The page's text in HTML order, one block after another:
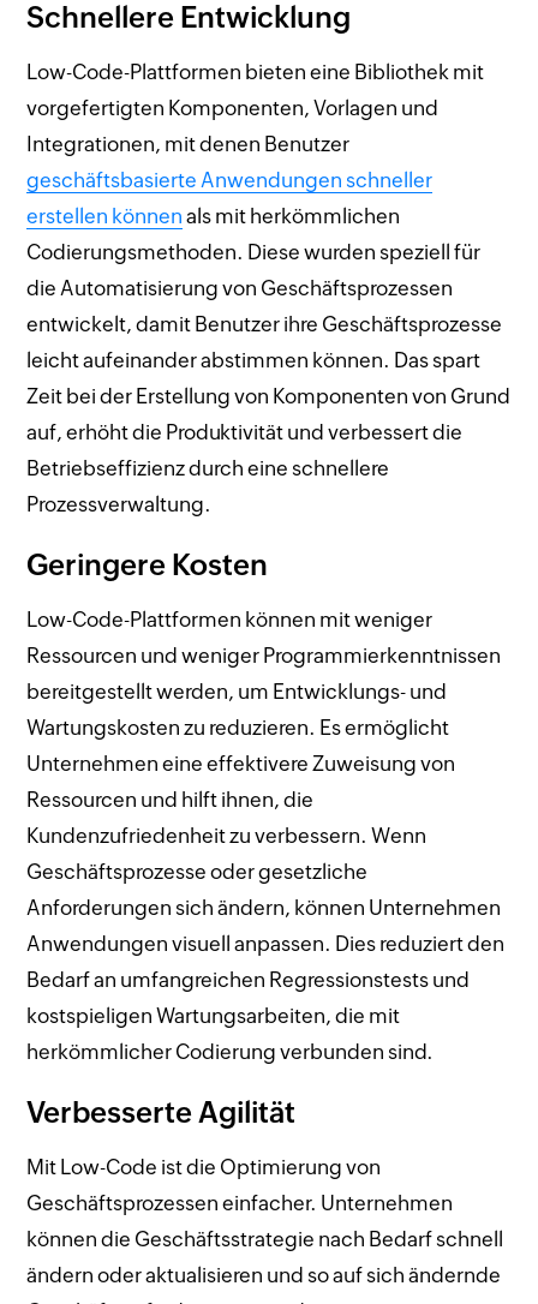
Schnellere Entwicklung
Low-Code-Plattformen bieten eine Bibliothek mit
vorgefertigten Komponenten, Vorlagen und
Integrationen, mit denen Benutzer
geschäftsbasierte Anwendungen schneller
erstellen können als mit herkömmlichen
Codierungsmethoden. Diese wurden speziell für
die Automatisierung von Geschäftsprozessen
entwickelt, damit Benutzer ihre Geschäftsprozesse
leicht aufeinander abstimmen können. Das spart
Zeit bei der Erstellung von Komponenten von Grund
auf, erhöht die Produktivität und verbessert die
Betriebseffizienz durch eine schnellere
Prozessverwaltung.
Geringere Kosten
Low-Code-Plattformen können mit weniger
Ressourcen und weniger Programmierkenntnissen
bereitgestellt werden, um Entwicklungs- und
Wartungskosten zu reduzieren. Es ermöglicht
Unternehmen eine effektivere Zuweisung von
Ressourcen und hilft ihnen, die
Kundenzufriedenheit zu verbessern. Wenn
Geschäftsprozesse oder gesetzliche
Anforderungen sich ändern, können Unternehmen
Anwendungen visuell anpassen. Dies reduziert den
Bedarf an umfangreichen Regressionstests und
kostspieligen Wartungsarbeiten, die mit
herkömmlicher Codierung verbunden sind.
Verbesserte Agilität
Mit Low-Code ist die Optimierung von
Geschäftsprozessen einfacher. Unternehmen
können die Geschäftsstrategie nach Bedarf schnell
ändern oder aktualisieren und so auf sich ändernde